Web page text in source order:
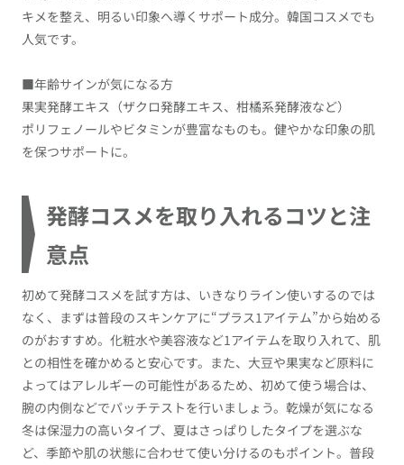
キメを整え、明るい印象へ導くサポート成分。韓国コスメでも
人気です。
■年齢サインが気になる方
果実発酵エキス（ザクロ発酵エキス、柑橘系発酵液など）
ポリフェノールやビタミンが豊富なものも。健やかな印象の肌
を保つサポートに。
発酵コスメを取り入れるコツと注
意点
初めて発酵コスメを試す方は、いきなりライン使いするのでは
なく、まずは普段のスキンケアに“プラス1アイテム”から始める
のがおすすめ。化粧水や美容液など1アイテムを取り入れて、肌
との相性を確かめると安心です。また、大豆や果実など原料に
よってはアレルギーの可能性があるため、初めて使う場合は、
腕の内側などでパッチテストを行いましょう。乾燥が気になる
冬は保湿力の高いタイプ、夏はさっぱりしたタイプを選ぶな
ど、季節や肌の状態に合わせて使い分けるのもポイント。普段